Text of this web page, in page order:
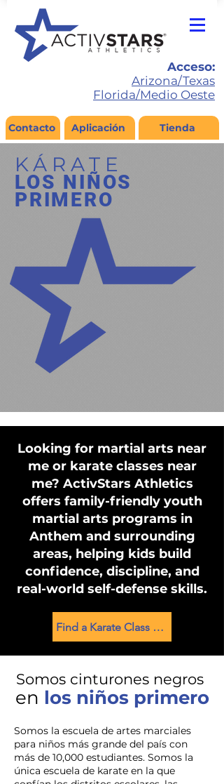
Contacto Aplicación Tienda
Acceso:
Arizona/Texas
Florida/Medio Oeste
KÁRATE
LOS NIÑOS
PRIMERO
Looking for martial arts near
me or karate classes near
me? ActivStars Athletics
offers family-friendly youth
martial arts programs in
Anthem and surrounding
areas, helping kids build
confidence, discipline, and
real-world self-defense skills.
Find a Karate Class Near You
Somos cinturones negros
en los niños primero
Somos la escuela de artes marciales
para niños más grande del país con
más de 10,000 estudiantes. Somos la
única escuela de karate en la que